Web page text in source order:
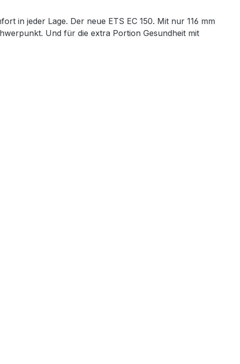
in jeder Lage. Der neue ETS EC 150. Mit nur 116 mm
Und für die extra Portion Gesundheit mit